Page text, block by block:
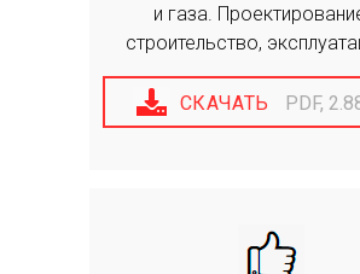
и газа.
строительство,
СКАЧАТЬ PDF,